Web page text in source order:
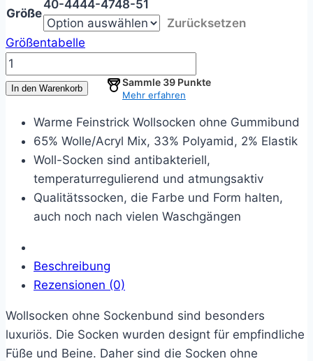
Größe
40-4444-4748-51
Zurücksetzen
Größentabelle
6er
Pack
Wollsocken
Gummi-
schwarz
Menge
In den Warenkorb
Sammle 39 Punkte
Mehr erfahren
Warme Feinstrick Wollsocken ohne Gummibund
65% Wolle/Acryl Mix, 33% Polyamid, 2% Elastik
Woll-Socken sind antibakteriell,
temperaturregulierend und atmungsaktiv
Qualitätssocken, die Farbe und Form halten,
auch noch nach vielen Waschgängen
Beschreibung
Rezensionen (0)
Wollsocken ohne Sockenbund sind besonders
luxuriös. Die Socken wurden designt für empfindliche
Füße und Beine. Daher sind die Socken ohne